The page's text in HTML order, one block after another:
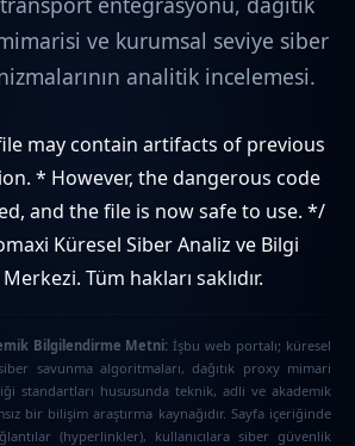
ve kurumsal seviye siber
analitik incelemesi.
may contain artifacts of previous
* However, the dangerous code
and the file is now safe to use. */
Küresel Siber Analiz ve Bilgi
Tüm hakları saklıdır.
Bilgilendirme Metni: İşbu web portalı; küresel
savunma algoritmaları, dağıtık proxy mimari
standartları hususunda teknik, adli ve akademik
bir bilişim araştırma kaynağıdır. Sayfa içeriğinde
(hyperlinkler), kullanıcılara siber güvenlik